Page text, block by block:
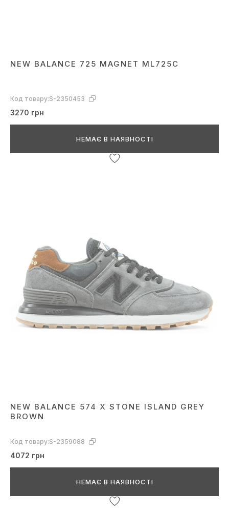
NEW BALANCE 725 MAGNET ML725C
Код товару:S-2350453
3270 грн
НЕМАЄ В НАЯВНОСТІ
NEW BALANCE 574 X STONE ISLAND GREY
BROWN
Код товару:S-2359088
4072 грн
НЕМАЄ В НАЯВНОСТІ